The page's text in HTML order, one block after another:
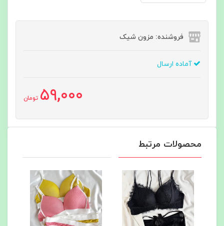
فروشنده: مزون شیک
آماده ارسال
59,000 تومان
محصولات مرتبط